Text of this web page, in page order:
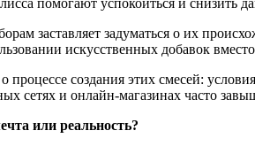
заставляет задуматься о их
искусственных добавок
процессе создания этих смесей:
сетях и онлайн-магазинах часто
или реальность?